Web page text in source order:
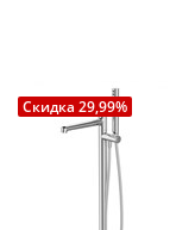
Скидка 29,99%